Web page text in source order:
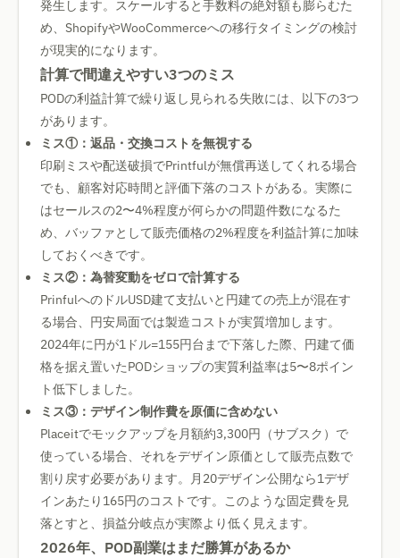
発生します。スケールすると手数料の絶対額も膨らむた
め、ShopifyやWooCommerceへの移行タイミングの検討
が現実的になります。
計算で間違えやすい3つのミス
PODの利益計算で繰り返し見られる失敗には、以下の3つ
があります。
ミス①：返品・交換コストを無視する
印刷ミスや配送破損でPrintfulが無償再送してくれる場合
でも、顧客対応時間と評価下落のコストがある。実際に
はセールスの2〜4%程度が何らかの問題件数になるた
め、バッファとして販売価格の2%程度を利益計算に加味
しておくべきです。
ミス②：為替変動をゼロで計算する
PrinfulへのドルUSD建て支払いと円建ての売上が混在す
る場合、円安局面では製造コストが実質増加します。
2024年に円が1ドル=155円台まで下落した際、円建て価
格を据え置いたPODショップの実質利益率は5〜8ポイン
ト低下しました。
ミス③：デザイン制作費を原価に含めない
Placeitでモックアップを月額約3,300円（サブスク）で
使っている場合、それをデザイン原価として販売点数で
割り戻す必要があります。月20デザイン公開なら1デザ
インあたり165円のコストです。このような固定費を見
落とすと、損益分岐点が実際より低く見えます。
2026年、POD副業はまだ勝算があるか